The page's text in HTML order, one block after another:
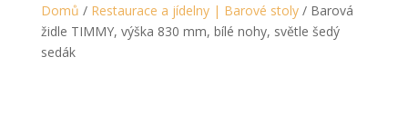
Domů / Restaurace a jídelny | Barové stoly/ Barová
židle TIMMY, výška 830 mm, bílé nohy, světle šedý
sedák